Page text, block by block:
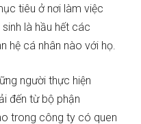
tiêu ở nơi làm việc
là hầu hết các
hệ cá nhân nào với họ.
người thực hiện
đến từ bộ phận
trong công ty có quen